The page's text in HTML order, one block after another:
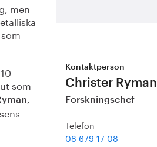
men
som
,
Kontaktperson
Christer Ryman
Forskningschef
Telefon
08 679 17 08